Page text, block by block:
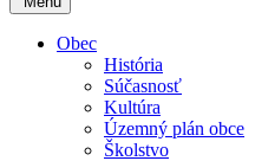
Obec
História
Súčasnosť
Kultúra
Územný plán obce
Školstvo